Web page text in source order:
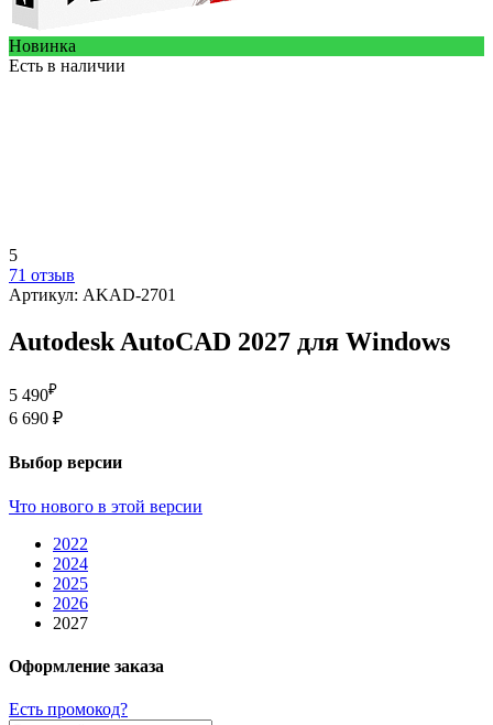
Новинка
Есть в наличии
5
71 отзыв
Артикул: AKAD-2701
Autodesk AutoCAD 2027 для Windows
5 490₽
6 690 ₽
Выбор версии
Что нового в этой версии
2022
2024
2025
2026
2027
Оформление заказа
Есть промокод?